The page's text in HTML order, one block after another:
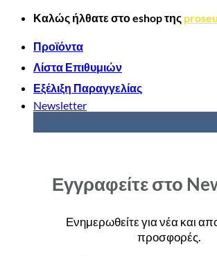
Μετάβαση
περιεχόμενο
Καλώς ήλθατε στοeshopτης
Προϊόντα
Λίστα Επιθυμιών
Εξέλιξη Παραγγελίας
Newsletter
Εγγραφείτε στο
Ενημερωθείτε για νέα και
προσφορές.